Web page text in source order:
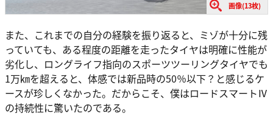
画像(13枚)
また、これまでの自分の経験を振り返ると、ミゾが十分に残
っていても、ある程度の距離を走ったタイヤは明確に性能が
劣化し、ロングライフ指向のスポーツツーリングタイヤでも
1万㎞を超えると、体感では新品時の50％以下？と感じるケ
ースが珍しくなかった。だからこそ、僕はロードスマートⅣ
の持続性に驚いたのである。